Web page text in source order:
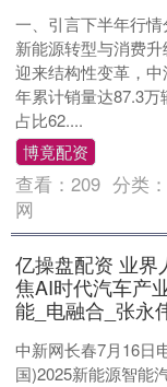
一、引言下半年行
新能源转型与消费
迎来结构性变革，
年累计销量达87.3
占比62....
博竟配资
查看：209 分类
网
亿操盘配资 业界
焦AI时代汽车产
能_电融合_张永
中新网长春7月16日
国)2025新能源智能